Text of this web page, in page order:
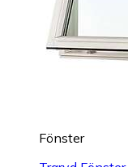
Fönster